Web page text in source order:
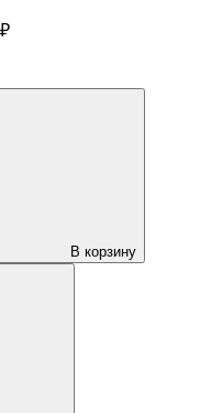
₽
В корзину